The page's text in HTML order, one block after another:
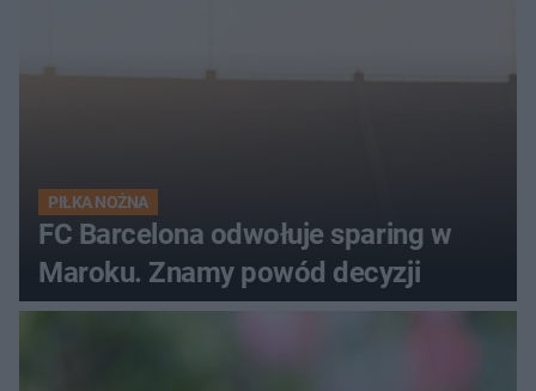
PIŁKA NOŻNA
FC Barcelona odwołuje sparing w
Maroku. Znamy powód decyzji